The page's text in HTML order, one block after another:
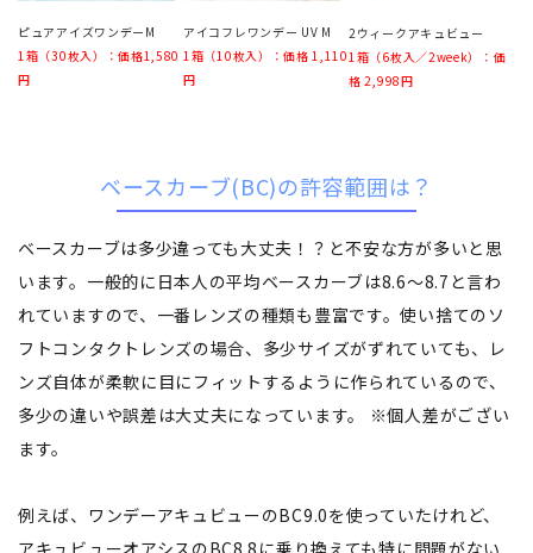
ピュアアイズワンデーM
1箱（30枚入）：価格1,580
円
アイコフレワンデー UV M
1箱（10枚入）：価格 1,110
円
2ウィークアキュビュー
1箱（6枚入／2week）：価
格 2,998円
ベースカーブ(BC)の許容範囲は？
ベースカーブは多少違っても大丈夫！？と不安な方が多いと思
います。一般的に日本人の平均ベースカーブは8.6～8.7と言わ
れていますので、一番レンズの種類も豊富です。使い捨てのソ
フトコンタクトレンズの場合、多少サイズがずれていても、レ
ンズ自体が柔軟に目にフィットするように作られているので、
多少の違いや誤差は大丈夫になっています。 ※個人差がござい
ます。
例えば、ワンデーアキュビューのBC9.0を使っていたけれど、
アキュビューオアシスのBC8.8に乗り換えても特に問題がない